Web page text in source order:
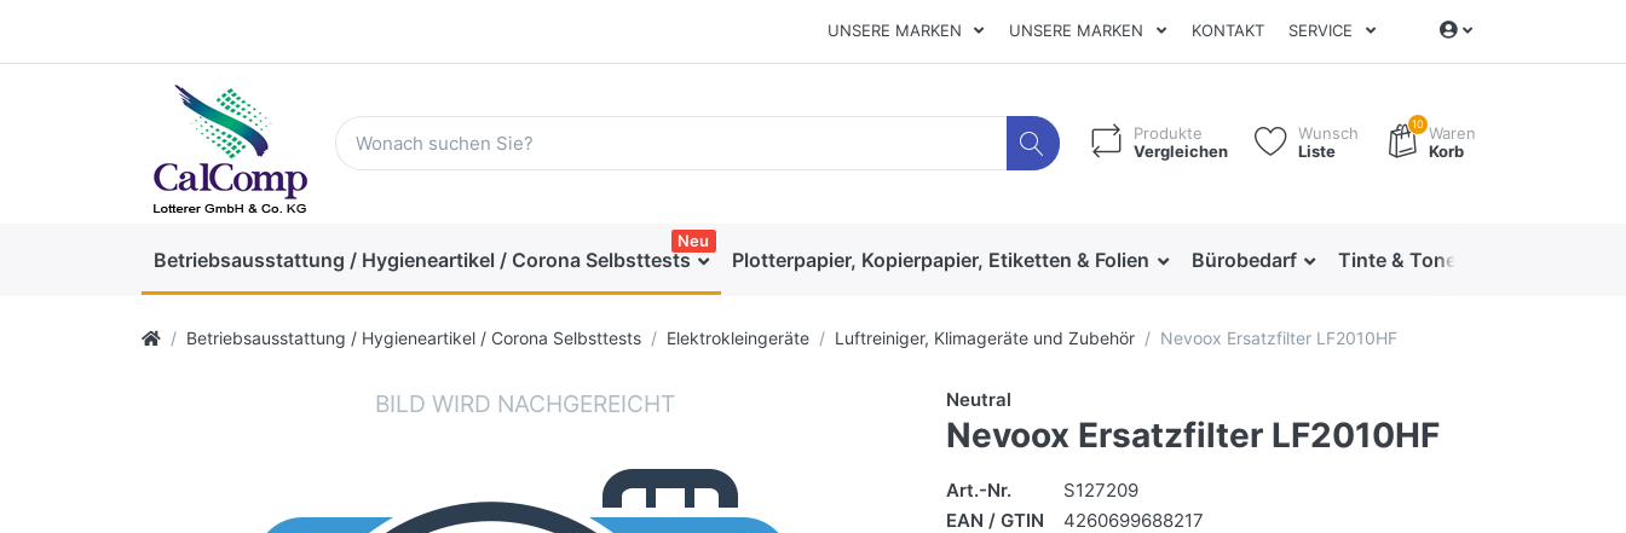
UNSERE MARKEN UNSERE MARKEN KONTAKT SERVICE
Produkte
Vergleichen
Wunsch
Liste
10 Waren
Korb
Betriebsausstattung / Hygieneartikel / Corona Selbsttests
Neu
Plotterpapier, Kopierpapier, Etiketten & Folien Bürobedarf Tinte & Toner
Betriebsausstattung / Hygieneartikel / Corona Selbsttests Elektrokleingeräte Luftreiniger, Klimageräte und Zubehör Nevoox Ersatzfilter LF2010HF
Neutral
Nevoox Ersatzfilter LF2010HF
Art.-Nr.
S127209
EAN / GTIN
4260699688217